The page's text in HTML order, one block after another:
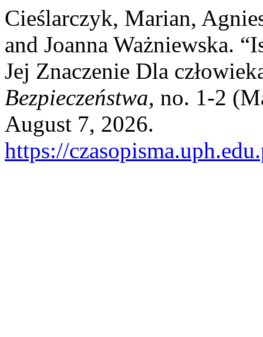
Cieślarczyk, Marian,
and Joanna Ważniewska.
Jej Znaczenie Dla
Bezpieczeństwa, no. 1-2
August 7, 2026.
https://